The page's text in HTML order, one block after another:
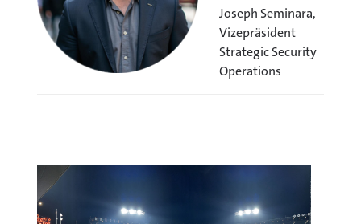
Joseph Seminara,
Vizepräsident
Strategic Security
Operations